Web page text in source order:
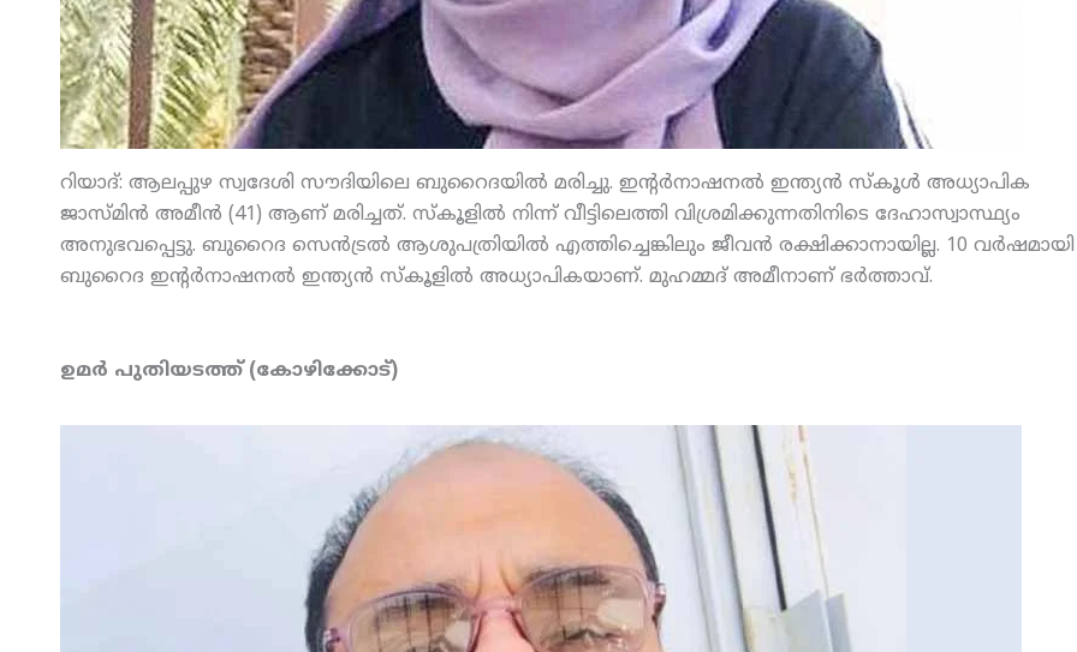
റിയാദ്: ആലപ്പുഴ സ്വദേശി സൗദിയിലെ ബുറൈദയില്‍ മരിച്ചു. ഇന്റര്‍നാഷനല്‍ ഇന്ത്യന്‍ സ്‌കൂള്‍ അധ്യാപിക
ജാസ്മിന്‍ അമീന്‍ (41) ആണ് മരിച്ചത്. സ്‌കൂളില്‍ നിന്ന് വീട്ടിലെത്തി വിശ്രമിക്കുന്നതിനിടെ ദേഹാസ്വാസ്ഥ്യം
അനുഭവപ്പെട്ടു. ബുറൈദ സെന്‍ട്രല്‍ ആശുപത്രിയില്‍ എത്തിച്ചെങ്കിലും ജീവന്‍ രക്ഷിക്കാനായില്ല. 10 വര്‍ഷമായി
ബുറൈദ ഇന്റര്‍നാഷനല്‍ ഇന്ത്യന്‍ സ്‌കൂളില്‍ അധ്യാപികയാണ്. മുഹമ്മദ് അമീനാണ് ഭര്‍ത്താവ്.
ഉമര്‍ പുതിയടത്ത് (കോഴിക്കോട്)